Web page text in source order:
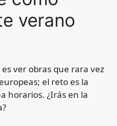
verano
ver obras que rara vez
el reto es la
horarios. ¿Irás en la